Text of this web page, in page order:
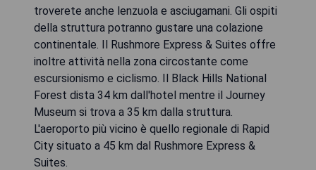
troverete anche lenzuola e asciugamani. Gli ospiti
della struttura potranno gustare una colazione
continentale. Il Rushmore Express & Suites offre
inoltre attività nella zona circostante come
escursionismo e ciclismo. Il Black Hills National
Forest dista 34 km dall'hotel mentre il Journey
Museum si trova a 35 km dalla struttura.
L'aeroporto più vicino è quello regionale di Rapid
City situato a 45 km dal Rushmore Express &
Suites.